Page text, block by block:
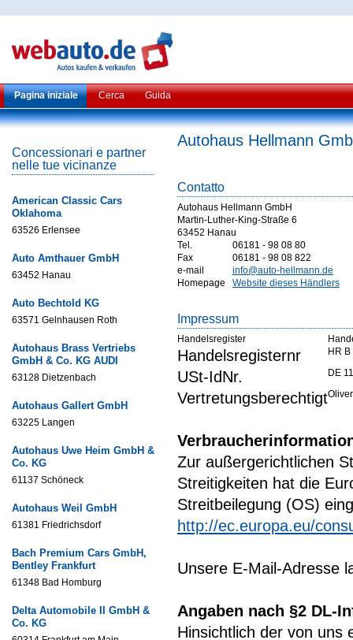
Pagina iniziale Cerca Guida
Concessionari e partner
nelle tue vicinanze
American Classic Cars
Oklahoma
63526 Erlensee
Auto Amthauer GmbH
63452 Hanau
Auto Bechtold KG
63571 Gelnhausen Roth
Autohaus Brass Vertriebs
GmbH & Co. KG AUDI
63128 Dietzenbach
Autohaus Gallert GmbH
63225 Langen
Autohaus Uwe Heim GmbH &
Co. KG
61137 Schöneck
Autohaus Weil GmbH
61381 Friedrichsdorf
Bach Premium Cars GmbH,
Bentley Frankfurt
61348 Bad Homburg
Delta Automobile II GmbH &
Co. KG
Autohaus Hellmann
Contatto
Autohaus Hellmann GmbH
Martin-Luther-King-Straße 6
63452 Hanau
Tel.
06181 - 98 08 80
Fax
06181 - 98 08 822
e-mail
info@auto-hellmann.de
Homepage
Website dieses Händlers
Impressum
Handelsregister
Handelsregisternr HR
USt-IdNr. DE
Vertretungsberechtigt
Zur außergerichtlichen
Streitigkeiten hat die
Streitbeilegung (OS)
http://ec.europa.eu/
Unsere E-Mail-Adresse
Angaben nach §2 DL-
Hinsichtlich der von uns